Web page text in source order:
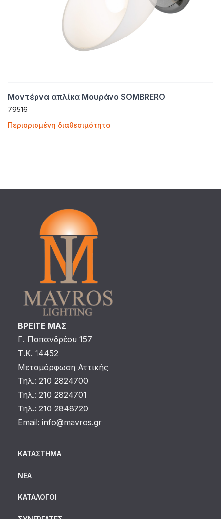
Μοντέρνα απλίκα Μουράνο SOMBRERO
79516
Περιορισμένη διαθεσιμότητα
ΒΡΕΙΤΕ ΜΑΣ
Γ. Παπανδρέου 157
Τ.Κ. 14452
Μεταμόρφωση Αττικής
Τηλ.: 210 2824700
Τηλ.: 210 2824701
Τηλ.: 210 2848720
Email: info@mavros.gr
ΚΑΤΆΣΤΗΜΑ
ΝΈΑ
ΚΑΤΆΛΟΓΟΙ